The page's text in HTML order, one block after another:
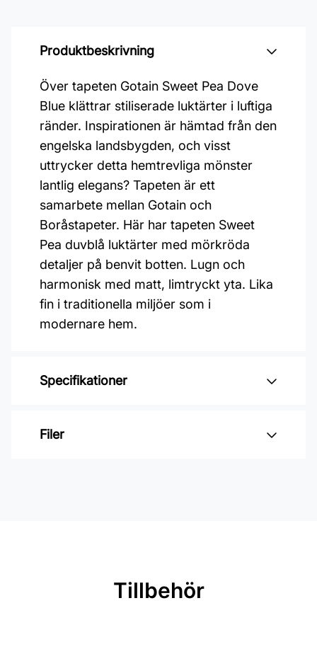
Produktbeskrivning
Över tapeten Gotain Sweet Pea Dove
Blue klättrar stiliserade luktärter i luftiga
ränder. Inspirationen är hämtad från den
engelska landsbygden, och visst
uttrycker detta hemtrevliga mönster
lantlig elegans? Tapeten är ett
samarbete mellan Gotain och
Boråstapeter. Här har tapeten Sweet
Pea duvblå luktärter med mörkröda
detaljer på benvit botten. Lugn och
harmonisk med matt, limtryckt yta. Lika
fin i traditionella miljöer som i
modernare hem.
Specifikationer
Varumärke: Boråstapeter
Filer
Tillbehör